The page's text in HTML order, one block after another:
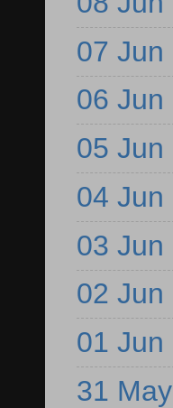
07 Jun
06 Jun
05 Jun
04 Jun
03 Jun
02 Jun
01 Jun
31 May